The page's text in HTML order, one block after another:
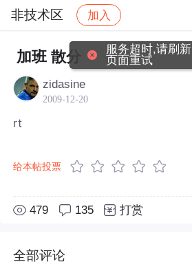
非技术区 加入
社区 非技术区 帖子详情
加班 散分
zidasine
2009-12-20
rt
给本帖投票
479 135 打赏
全部评论
服务超时,请刷新
页面重试